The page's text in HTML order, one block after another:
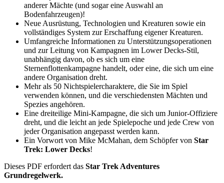
anderer Mächte (und sogar eine Auswahl an
Bodenfahrzeugen)!
Neue Ausrüstung, Technologien und Kreaturen sowie ein
vollständiges System zur Erschaffung eigener Kreaturen.
Umfangreiche Informationen zu Unterstützungsoperationen
und zur Leitung von Kampagnen im Lower Decks-Stil,
unabhängig davon, ob es sich um eine
Sternenflottenkampagne handelt, oder eine, die sich um eine
andere Organisation dreht.
Mehr als 50 Nichtspielercharaktere, die Sie im Spiel
verwenden können, und die verschiedensten Mächten und
Spezies angehören.
Eine dreiteilige Mini-Kampagne, die sich um Junior-Offiziere
dreht, und die leicht an jede Spielepoche und jede Crew von
jeder Organisation angepasst werden kann.
Ein Vorwort von Mike McMahan, dem Schöpfer von Star
Trek: Lower Decks!
Dieses PDF erfordert das Star Trek Adventures
Grundregelwerk.